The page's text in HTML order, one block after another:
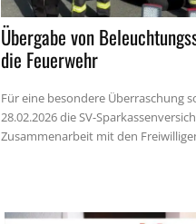
Übergabe von
die Feuerwehr
Für eine besondere Überraschung
28.02.2026 die SV-
Zusammenarbeit mit den